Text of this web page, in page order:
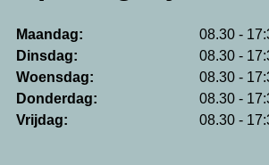
Maandag:
08.30 -
Dinsdag:
08.30 -
Woensdag:
08.30 -
Donderdag:
08.30 -
Vrijdag:
08.30 -